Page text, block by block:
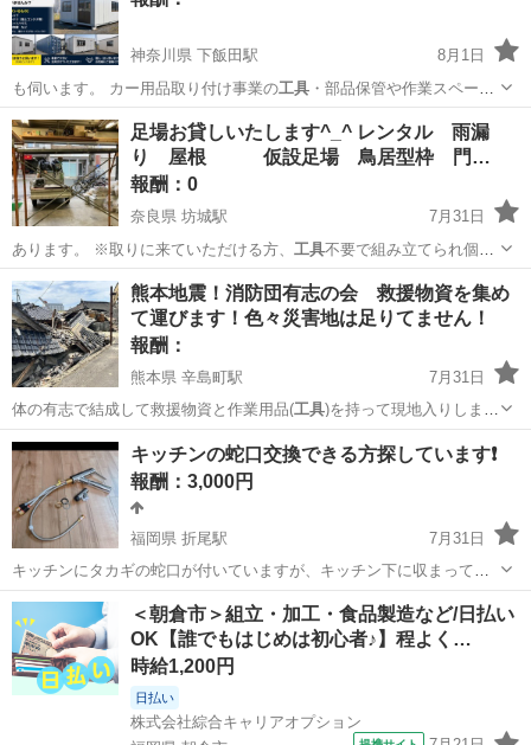
神奈川県 下飯田駅
8月1日
も伺います。 カー用品取り付け事業の工具・部品保管や作業スペース
として大切に使…
神奈川 横浜市 下飯田駅 買いたい/ください コンテナ
足場お貸しいたします^_^ レンタル 雨漏
り 屋根 仮設足場 鳥居型枠 門…
報酬：0
奈良県 坊城駅
7月31日
あります。 ※取りに来ていただける方、 工具不要で組み立てられ個人
で日曜大工程度な…
奈良 大和高田市 坊城駅 貸したい 足場
熊本地震！消防団有志の会 救援物資を集め
て運びます！色々災害地は足りてません！
報酬：
熊本県 辛島町駅
7月31日
体の有志で結成して救援物資と作業用品(工具)を持って現地入りしま
す。 〈被害地域…
熊本 熊本市 買いたい/ください
キッチンの蛇口交換できる方探しています❗️
報酬：3,000円
福岡県 折尾駅
7月31日
キッチンにタカギの蛇口が付いていますが、キッチン下に収まってい
るホースから水漏れがするので、写真のタイプのタカギの蛇口に交換
したいと考えてますが、知識がありません。 どなたか有料でも経験が
ある方で交換できる方を探しています。...
福岡 北九州市 折尾駅 手伝って/助けて 有料
＜朝倉市＞組立・加工・食品製造など/日払い
OK【誰でもはじめは初心者♪】程よく…
時給1,200円
日払い
株式会社綜合キャリアオプション